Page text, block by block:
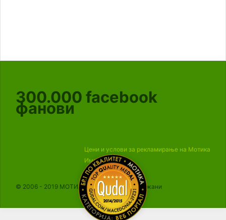
300.000 facebook
фанови
Цени и услови за рекламирање на Мотика
Импресум
© 2006 - 2019 МОТИКА, Сите права се задржани